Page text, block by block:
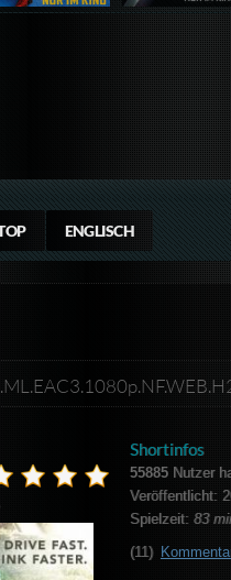
ENGLISCH
Shortinfos
55885Nutzer
Veröffentlicht:
Spielzeit: 83
(11)